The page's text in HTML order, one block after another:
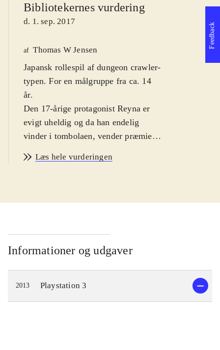
Bibliotekernes vurdering
d. 1. sep. 2017
af Thomas W Jensen
Japansk rollespil af dungeon crawler-
typen. For en målgruppe fra ca. 14
år.
Den 17-årige protagonist Reyna er
evigt uheldig og da han endelig
vinder i tombolaen, vender præmien
Præmien er, at han bliver en gud i et
skæbnen for de mennesker der beder
besejre fysiske manifestationer - i en
såkaldt kopi-verden - af menneskenes
manglende selvtillid og modstand
mod forandringerne. Overvinder man
disse udfordringer - inkl. svære
"bosses" - opfyldes ønskerne i "den
Læs hele vurderingen
Informationer og udgaver
2013 Playstation 3
Feedback